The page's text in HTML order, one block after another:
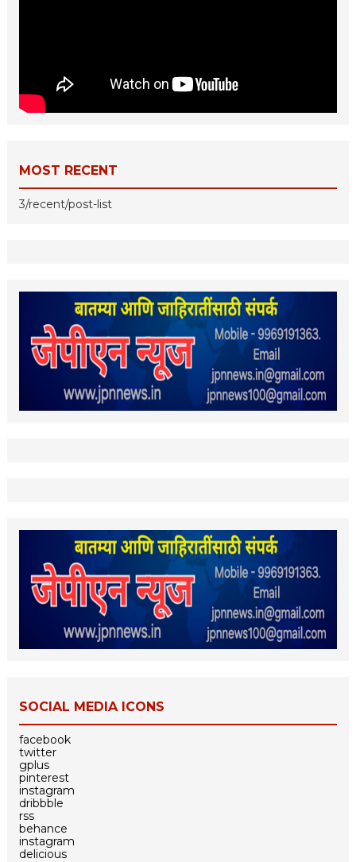
MOST RECENT
3/recent/post-list
SOCIAL MEDIA ICONS
facebook
twitter
gplus
pinterest
instagram
dribbble
rss
behance
instagram
delicious